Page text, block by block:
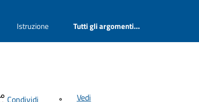
Istruzione Tutti gli argomenti...
Vedi